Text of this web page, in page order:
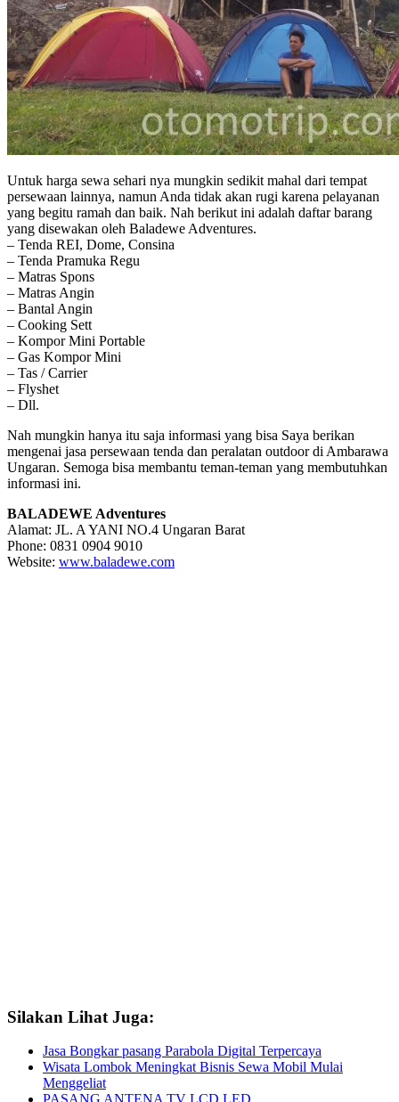
Untuk harga sewa sehari nya mungkin sedikit mahal dari tempat
persewaan lainnya, namun Anda tidak akan rugi karena pelayanan
yang begitu ramah dan baik. Nah berikut ini adalah daftar barang
yang disewakan oleh Baladewe Adventures.
– Tenda REI, Dome, Consina
– Tenda Pramuka Regu
– Matras Spons
– Matras Angin
– Bantal Angin
– Cooking Sett
– Kompor Mini Portable
– Gas Kompor Mini
– Tas / Carrier
– Flyshet
– Dll.
Nah mungkin hanya itu saja informasi yang bisa Saya berikan
mengenai jasa persewaan tenda dan peralatan outdoor di Ambarawa
Ungaran. Semoga bisa membantu teman-teman yang membutuhkan
informasi ini.
BALADEWE Adventures
Alamat: JL. A YANI NO.4 Ungaran Barat
Phone: 0831 0904 9010
Website: www.baladewe.com
Silakan Lihat Juga:
Jasa Bongkar pasang Parabola Digital Terpercaya
Wisata Lombok Meningkat Bisnis Sewa Mobil Mulai
Menggeliat